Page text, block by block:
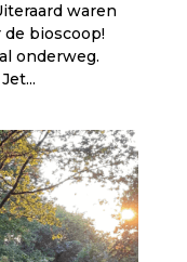
waren
bioscoop!
onderweg.